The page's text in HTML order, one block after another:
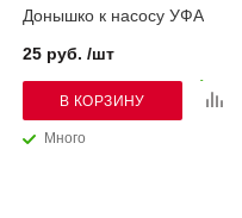
Донышко к насосу УФА
Много
25 руб. /шт
В КОРЗИНУ